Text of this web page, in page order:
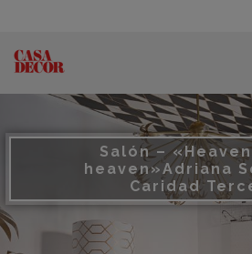
Salón –
heaven»Adriana
Caridad